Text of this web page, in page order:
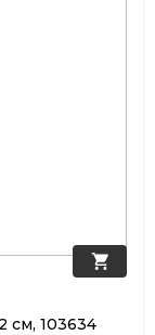
см, 103634